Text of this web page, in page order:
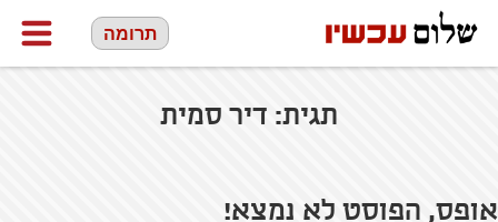
תרומה
תגית: דיר סמית
אופס, הפוסט לא נמצא!